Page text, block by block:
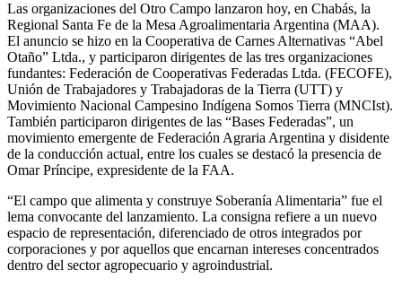
Las organizaciones del Otro Campo lanzaron hoy, en Chabás, la
Regional Santa Fe de la Mesa Agroalimentaria Argentina (MAA).
El anuncio se hizo en la Cooperativa de Carnes Alternativas “Abel
Otaño” Ltda., y participaron dirigentes de las tres organizaciones
fundantes: Federación de Cooperativas Federadas Ltda. (FECOFE),
Unión de Trabajadores y Trabajadoras de la Tierra (UTT) y
Movimiento Nacional Campesino Indígena Somos Tierra (MNCIst).
También participaron dirigentes de las “Bases Federadas”, un
movimiento emergente de Federación Agraria Argentina y disidente
de la conducción actual, entre los cuales se destacó la presencia de
Omar Príncipe, expresidente de la FAA.
“El campo que alimenta y construye Soberanía Alimentaria” fue el
lema convocante del lanzamiento. La consigna refiere a un nuevo
espacio de representación, diferenciado de otros integrados por
corporaciones y por aquellos que encarnan intereses concentrados
dentro del sector agropecuario y agroindustrial.